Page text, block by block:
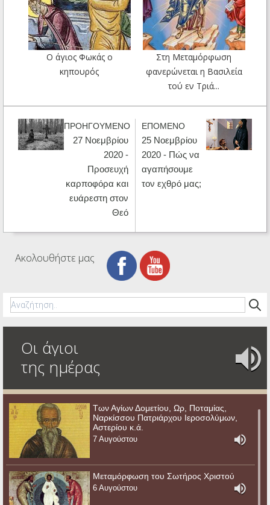
Ο άγιος Φωκάς ο
κηπουρός
Στη Μεταμόρφωση
φανερώνεται η Βασιλεία
τού εν Τριά...
ΠΡΟΗΓΟΥΜΕΝΟ
27 Νοεμβρίου
2020 -
Προσευχή
καρποφόρα και
ευάρεστη στον
Θεό
ΕΠΟΜΕΝΟ
25 Νοεμβρίου
2020 - Πώς να
αγαπήσουμε
τον εχθρό μας;
Ακολουθήστε μας
Οι άγιοι
της ημέρας
Των Αγίων Δομετίου, Ωρ, Ποταμίας,
Ναρκίσσου Πατριάρχου Ιεροσολύμων,
Αστερίου κ.ά.
7 Αυγούστου
Μεταμόρφωση του Σωτήρος Χριστού
6 Αυγούστου